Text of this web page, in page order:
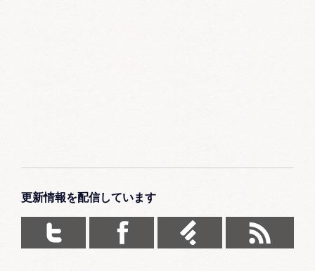
更新情報を配信しています